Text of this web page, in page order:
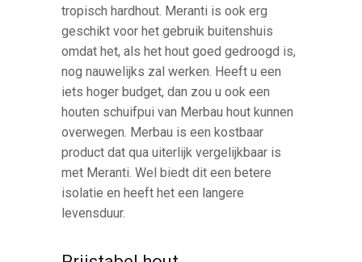
tropisch hardhout. Meranti is ook erg
geschikt voor het gebruik buitenshuis
omdat het, als het hout goed gedroogd is,
nog nauwelijks zal werken. Heeft u een
iets hoger budget, dan zou u ook een
houten schuifpui van Merbau hout kunnen
overwegen. Merbau is een kostbaar
product dat qua uiterlijk vergelijkbaar is
met Meranti. Wel biedt dit een betere
isolatie en heeft het een langere
levensduur.